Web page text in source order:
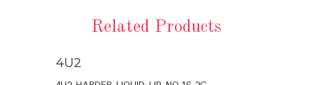
Related Products
4U2